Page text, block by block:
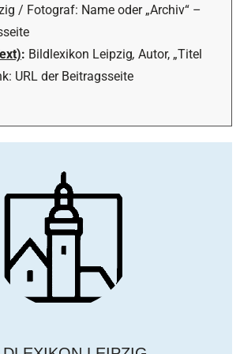
/ Fotograf: Name oder „Archiv“ –
: Bildlexikon Leipzig, Autor, „Titel
URL der Beitragsseite